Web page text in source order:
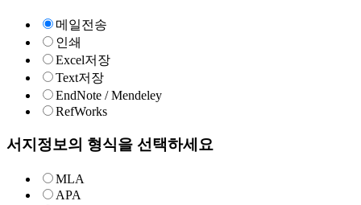
메일전송
인쇄
Excel저장
Text저장
EndNote / Mendeley
RefWorks
서지정보의 형식을 선택하세요
MLA
APA